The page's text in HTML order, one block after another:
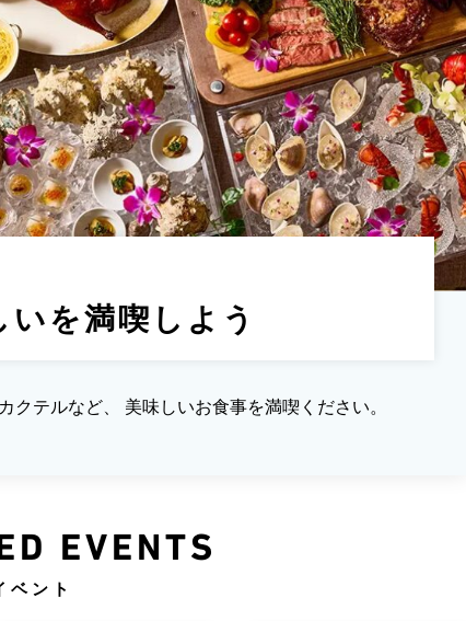
いを満喫しよう
テルなど、 美味しいお食事を満喫ください。
EVENTS
ベント